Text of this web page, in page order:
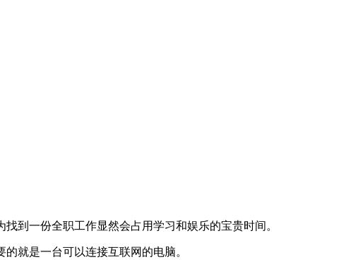
到一份全职工作显然会占用学习和娱乐的宝贵时间。
的就是一台可以连接互联网的电脑。